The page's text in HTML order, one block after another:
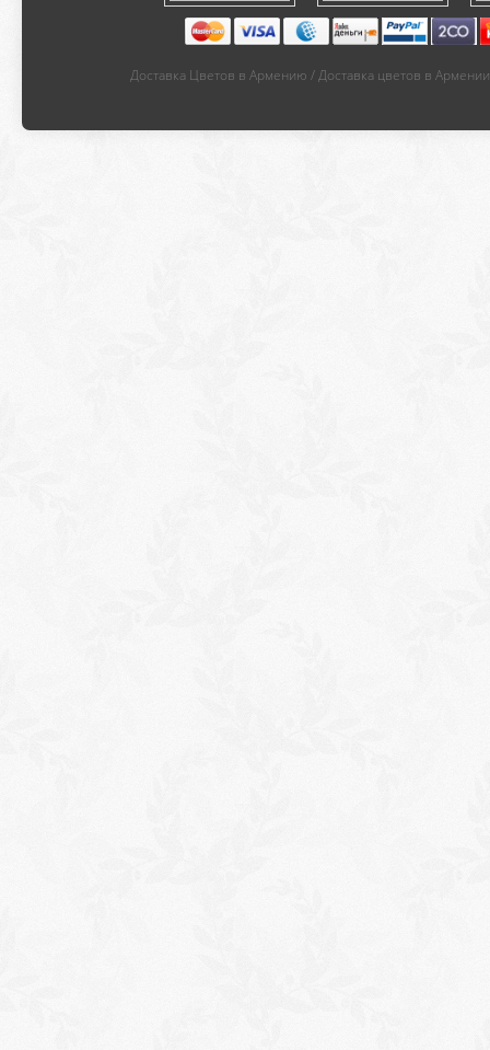
Доставка Цветов в Армению / Доставка цветов в